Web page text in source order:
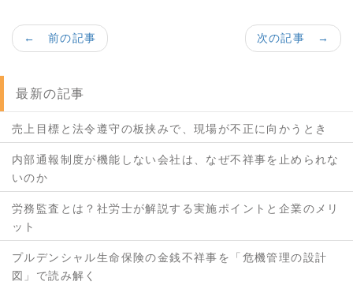
次の記事 →
← 前の記事
最新の記事
売上目標と法令遵守の板挟みで、現場が不正に向かうとき
内部通報制度が機能しない会社は、なぜ不祥事を止められな
いのか
労務監査とは？社労士が解説する実施ポイントと企業のメリ
ット
プルデンシャル生命保険の金銭不祥事を「危機管理の設計
図」で読み解く